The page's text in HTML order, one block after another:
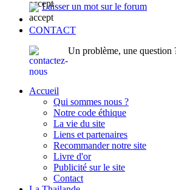
Laisser un mot sur le forum
CONTACT
Un problème, une question
Accueil
Qui sommes nous ?
Notre code éthique
La vie du site
Liens et partenaires
Recommander notre site
Livre d'or
Publicité sur le site
Contact